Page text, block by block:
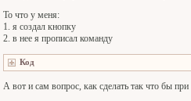
То что у меня:
1. я создал кнопку
2. в нее я прописал команду
А вот и сам вопрос, как сделать так что бы